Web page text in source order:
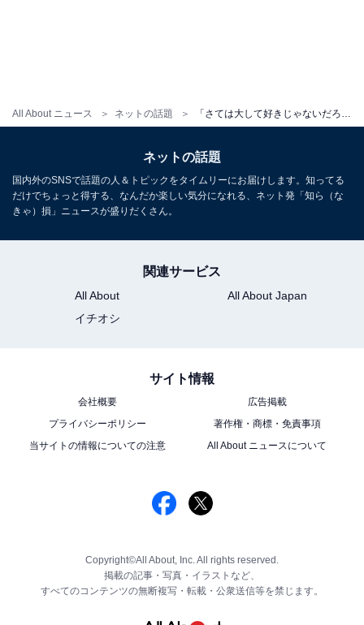
All About ニュース ネットの話題 「さては大して好きじゃないだろ」佐久間大介、作品名間違いに指摘＆批判。「ほんとにオタクなのか!?」
ネットの話題
国内外のSNSで話題の人＆トピックをタイムリーにお届けします。知ってる
だけでちょっと得する、なんだか楽しい気分になれる、ネット発「知ら（な
きゃ）損」ニュースが盛りだくさん。
関連サービス
All About
All About Japan
イチオシ
サイト情報
会社概要
広告掲載
プライバシーポリシー
著作権・商標・免責事項
当サイトの情報についての注意
All About ニュースについて
Copyright©All About, Inc. All rights reserved.
掲載の記事・写真・イラストなど、
すべてのコンテンツの無断複写・転載・公衆送信等を禁じます。